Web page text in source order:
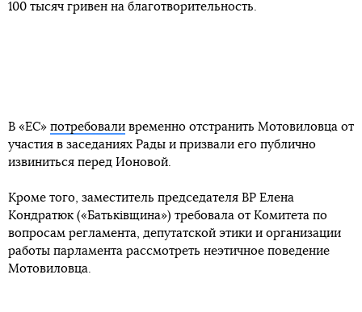
100 тысяч гривен на благотворительность.
В «ЕС» потребовали временно отстранить Мотовиловца от
участия в заседаниях Рады и призвали его публично
извиниться перед Ионовой.
Кроме того, заместитель председателя ВР Елена
Кондратюк («Батьківщина») требовала от Комитета по
вопросам регламента, депутатской этики и организации
работы парламента рассмотреть неэтичное поведение
Мотовиловца.